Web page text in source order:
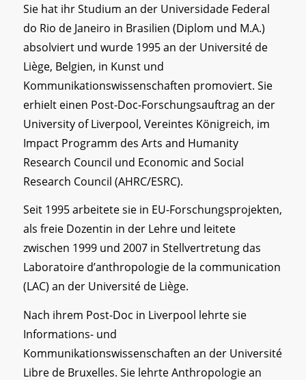
Sie hat ihr Studium an der Universidade Federal
do Rio de Janeiro in Brasilien (Diplom und M.A.)
absolviert und wurde 1995 an der Université de
Liège, Belgien, in Kunst und
Kommunikationswissenschaften promoviert. Sie
erhielt einen Post-Doc-Forschungsauftrag an der
University of Liverpool, Vereintes Königreich, im
Impact Programm des Arts and Humanity
Research Council und Economic and Social
Research Council (AHRC/ESRC).
Seit 1995 arbeitete sie in EU-Forschungsprojekten,
als freie Dozentin in der Lehre und leitete
zwischen 1999 und 2007 in Stellvertretung das
Laboratoire d’anthropologie de la communication
(LAC) an der Université de Liège.
Nach ihrem Post-Doc in Liverpool lehrte sie
Informations- und
Kommunikationswissenschaften an der Université
Libre de Bruxelles. Sie lehrte Anthropologie an